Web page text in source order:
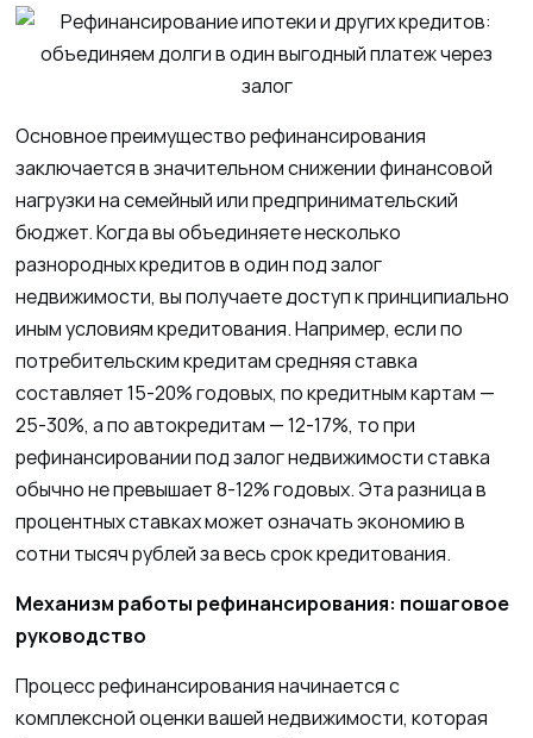
Основное преимущество рефинансирования
заключается в значительном снижении финансовой
нагрузки на семейный или предпринимательский
бюджет. Когда вы объединяете несколько
разнородных кредитов в один под залог
недвижимости, вы получаете доступ к принципиально
иным условиям кредитования. Например, если по
потребительским кредитам средняя ставка
составляет 15-20% годовых, по кредитным картам —
25-30%, а по автокредитам — 12-17%, то при
рефинансировании под залог недвижимости ставка
обычно не превышает 8-12% годовых. Эта разница в
процентных ставках может означать экономию в
сотни тысяч рублей за весь срок кредитования.
Механизм работы рефинансирования: пошаговое
руководство
Процесс рефинансирования начинается с
комплексной оценки вашей недвижимости, которая